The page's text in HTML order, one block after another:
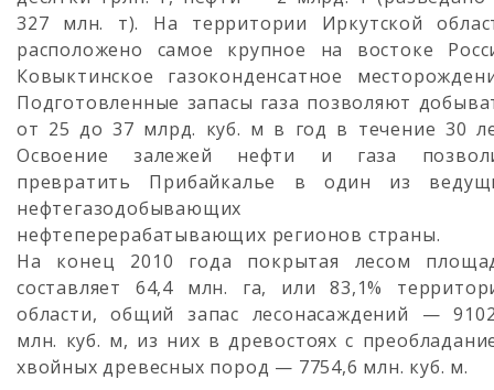
327 млн. т). На территории Иркутской
расположено самое крупное на востоке
Ковыктинское газоконденсатное
Подготовленные запасы газа позволяют
от 25 до 37 млрд. куб. м в год в течение 30
Освоение залежей нефти и газа
превратить Прибайкалье в один из
нефтегазодобывающих
нефтеперерабатывающих регионов страны.
На конец 2010 года покрытая лесом
составляет 64,4 млн. га, или 83,1%
области, общий запас лесонасаждений —
млн. куб. м, из них в древостоях с
хвойных древесных пород — 7754,6 млн. куб. м.